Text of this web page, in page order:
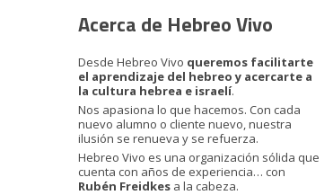
Acerca de Hebreo Vivo
Desde Hebreo Vivo queremos facilitarte
el aprendizaje del hebreo y acercarte a
la cultura hebrea e israelí.
Nos apasiona lo que hacemos. Con cada
nuevo alumno o cliente nuevo, nuestra
ilusión se renueva y se refuerza.
Hebreo Vivo es una organización sólida que
cuenta con años de experiencia… con
Rubén Freidkes a la cabeza.